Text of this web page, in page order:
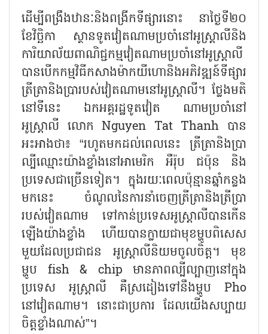
ដើម្បីពង្រឹងឋានៈនិងពង្រីកទីផ្សារនោះ នាថ្ងៃទី២០
ខែវិច្ឆិកា ស្ថានទូតវៀតណាមប្រចាំនៅអូស្ត្រាលីនិង
ការិយាល័យពាណិជ្ជកម្មវៀតណាមប្រចាំនៅអូស្ត្រាលី
បានបើកកម្មវិធីកសាងម៉ាកយីហោនិងអភិវឌ្ឍន៍ទីផ្សារ
ត្រីត្រានិងប្រារបស់វៀតណាមនៅអូស្ត្រាលី។ ថ្លែងមតិ
នៅទីនេះ ឯកអគ្គរដ្ឋទូតវៀត ណាមប្រចាំនៅ
អូស្ត្រាលី លោក Nguyen Tat Thanh បាន
អះអាងថា៖ “រហូតមកដល់ពេលនេះ ត្រីត្រានិងប្រា
ល្បីឈ្មោះយ៉ាងខ្លាំងនៅអាមេរិក អឺរ៉ុប ជប៉ុន និង
ប្រទេសជាច្រើនទៀត។ ក្នុងរយៈពេលប៉ុន្មានឆ្នាំកន្លង
មកនេះ ចំណូលនៃការនាំចេញត្រីត្រានិងត្រីប្រា
របស់វៀតណាម ទៅកាន់ប្រទេសអូស្ត្រាលីបានកើន
ឡើងយ៉ាងខ្លាំង ហើយបានក្លាយជាមុខម្ហូបពិសេស
មួយដែលប្រជាជន អូស្ត្រាលីនិយមចូលចិត្ត។ មុខ
ម្ហូប fish & chip មានភាពល្បីល្បាញនៅក្នុង
ប្រទេស អូស្ត្រាលី គឺស្រដៀងទៅនឹងម្ហូប Pho
នៅវៀតណាម។ នោះជាប្រការ ដែលយើងសប្បាយ
ចិត្តខ្លាំងណាស់”។